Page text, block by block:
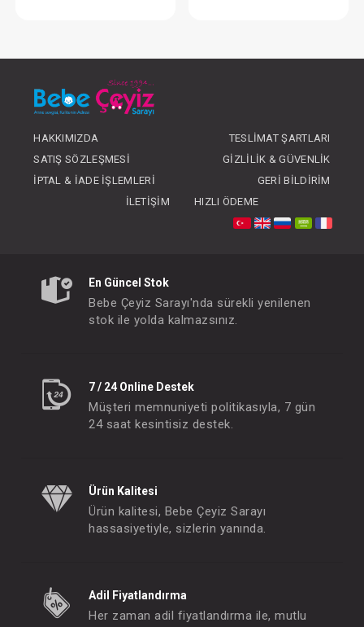
OLUNUZ
HAKKIMIZDA
TESLIMAT ŞARTLARI
SATIŞ SÖZLEŞMESI
GIZLILIK & GÜVENLIK
İPTAL & İADE İŞLEMLERI
GERI BILDIRIM
İLETIŞIM
HIZLI ÖDEME
En Güncel Stok
Bebe Çeyiz Sarayı'nda sürekli yenilenen
stok ile yolda kalmazsınız.
7 / 24 Online Destek
Müşteri memnuniyeti politikasıyla, 7 gün
24 saat kesintisiz destek.
Ürün Kalitesi
Ürün kalitesi, Bebe Çeyiz Sarayı
hassasiyetiyle, sizlerin yanında.
Adil Fiyatlandırma
Her zaman adil fiyatlandırma ile, mutlu